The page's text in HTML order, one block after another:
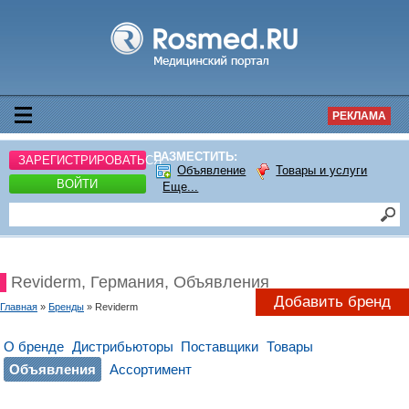
РЕКЛАМА
ЗАРЕГИСТРИРОВАТЬСЯ
ВОЙТИ
РАЗМЕСТИТЬ:
Объявление
Товары и услуги
Еще...
Reviderm, Германия, Объявления
Главная » Бренды » Reviderm Добавить бренд
О бренде Дистрибьюторы Поставщики Товары
Объявления
Ассортимент